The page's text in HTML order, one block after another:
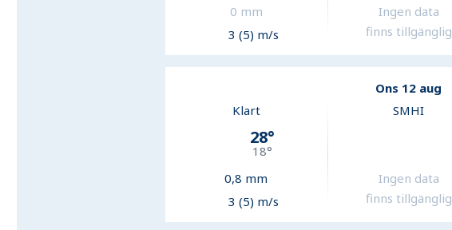
0 mm
3 (5) m/s
Ingen data
finns tillgänglig
Ons 12 aug
Klart
28°
18°
0,8 mm
3 (5) m/s
SMHI
Ingen data
finns tillgänglig